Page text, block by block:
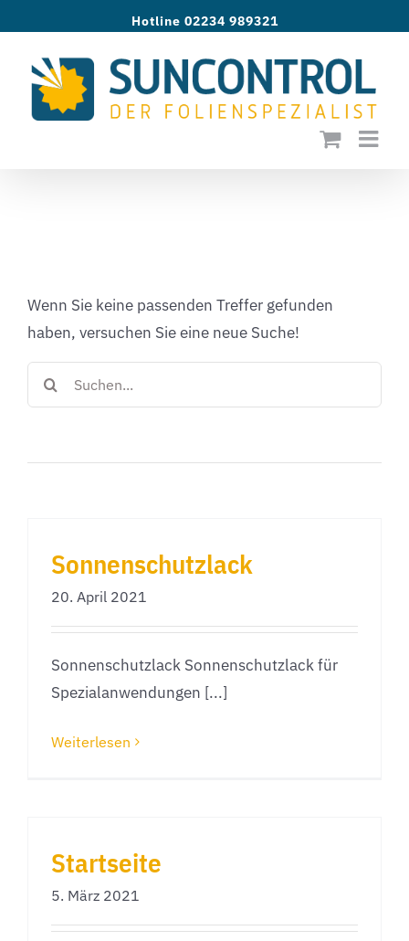
springen
Hotline 02234 989321
Wenn Sie keine passenden Treffer gefunden
haben, versuchen Sie eine neue Suche!
Sonnenschutzlack
20. April 2021
Sonnenschutzlack Sonnenschutzlack für
Spezialanwendungen [...]
Weiterlesen
Startseite
5. März 2021